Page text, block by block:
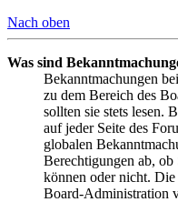
Nach oben
Was sind
Bekanntmachungen
zu dem Bereich des
sollten sie stets lesen.
auf jeder Seite des
globalen
Berechtigungen ab, ob
können oder nicht.
Board-Administration